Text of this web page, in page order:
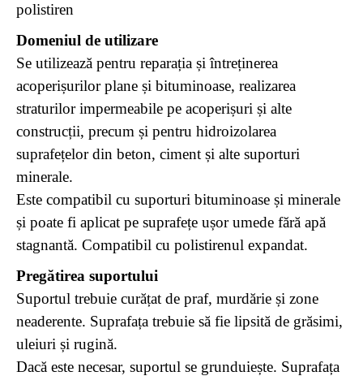
polistiren
Domeniul de utilizare
Se utilizează pentru reparația și întreținerea
acoperișurilor plane și bituminoase, realizarea
straturilor impermeabile pe acoperișuri și alte
construcții, precum și pentru hidroizolarea
suprafețelor din beton, ciment și alte suporturi
minerale.
Este compatibil cu suporturi bituminoase și minerale
și poate fi aplicat pe suprafețe ușor umede fără apă
stagnantă. Compatibil cu polistirenul expandat.
Pregătirea suportului
Suportul trebuie curățat de praf, murdărie și zone
neaderente. Suprafața trebuie să fie lipsită de grăsimi,
uleiuri și rugină.
Dacă este necesar, suportul se grunduiește. Suprafața